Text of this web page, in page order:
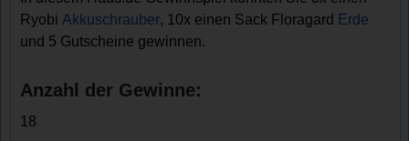
Ryobi Akkuschrauber, 10x einen Sack Floragard Erde
und 5 Gutscheine gewinnen.
Anzahl der Gewinne:
18